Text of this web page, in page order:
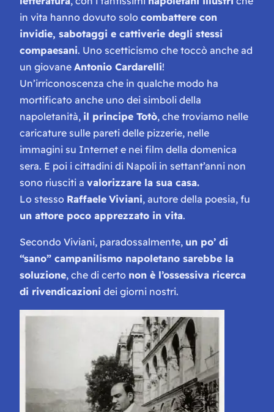
in vita hanno dovuto solo combattere con
invidie, sabotaggi e cattiverie degli stessi
compaesani. Uno scetticismo che toccò anche ad
un giovane Antonio Cardarelli!
Un’irriconoscenza che in qualche modo ha
mortificato anche uno dei simboli della
napoletanità, il principe Totò, che troviamo nelle
caricature sulle pareti delle pizzerie, nelle
immagini su Internet e nei film della domenica
sera. E poi i cittadini di Napoli in settant’anni non
sono riusciti a valorizzare la sua casa.
Lo stesso Raffaele Viviani, autore della poesia, fu
un attore poco apprezzato in vita.
Secondo Viviani, paradossalmente, un po’ di
“sano” campanilismo napoletano sarebbe la
soluzione, che di certo non è l’ossessiva ricerca
di rivendicazioni dei giorni nostri.